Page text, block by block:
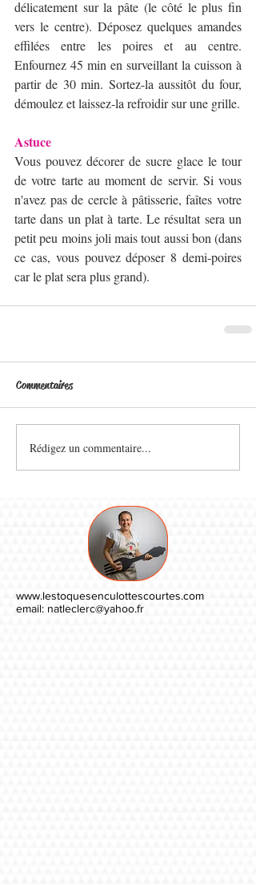
délicatement sur la pâte (le côté le plus fin
vers le centre). Déposez quelques amandes
effilées entre les poires et au centre.
Enfournez 45 min en surveillant la cuisson à
partir de 30 min. Sortez-la aussitôt du four,
Astuce
Vous pouvez décorer de sucre glace le tour
de votre tarte au moment de servir. Si vous
n'avez pas de cercle à pâtisserie, faîtes votre
tarte dans un plat à tarte. Le résultat sera un
petit peu moins joli mais tout aussi bon (dans
ce cas, vous pouvez déposer 8 demi-poires
car le plat sera plus grand).
Commentaires
Rédigez un commentaire...
www.lestoquesenculottescourtes.com
email: natleclerc@yahoo.fr